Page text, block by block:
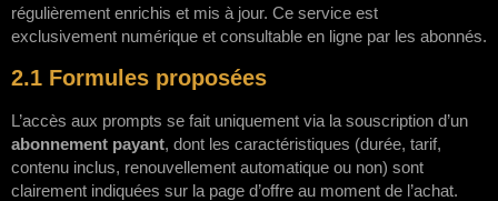
régulièrement enrichis et mis à jour. Ce service est
exclusivement numérique et consultable en ligne par les abonnés.
2.1 Formules proposées
L’accès aux prompts se fait uniquement via la souscription d’un
abonnement payant, dont les caractéristiques (durée, tarif,
contenu inclus, renouvellement automatique ou non) sont
clairement indiquées sur la page d’offre au moment de l’achat.